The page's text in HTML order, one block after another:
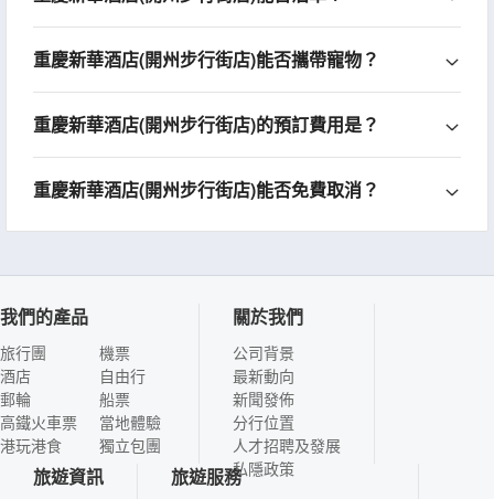
重慶新華酒店(開州步行街店)能否攜帶寵物？
重慶新華酒店(開州步行街店)的預訂費用是？
重慶新華酒店(開州步行街店)能否免費取消？
我們的產品
旅行團
酒店
郵輪
高鐵火車票
港玩港食
機票
自由行
船票
當地體驗
獨立包團
關於我們
公司背景
最新動向
新聞發佈
分行位置
人才招聘及發展
私隱政策
旅遊資訊 旅遊服務